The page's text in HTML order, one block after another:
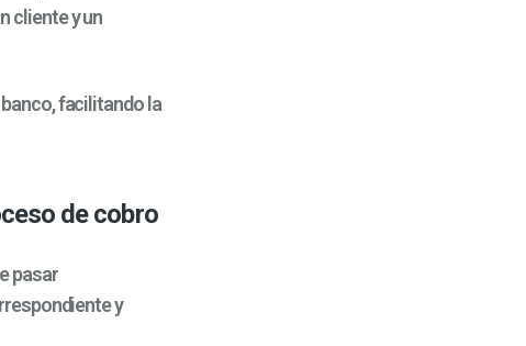
cliente y un
facilitando la
de cobro
pasar
y